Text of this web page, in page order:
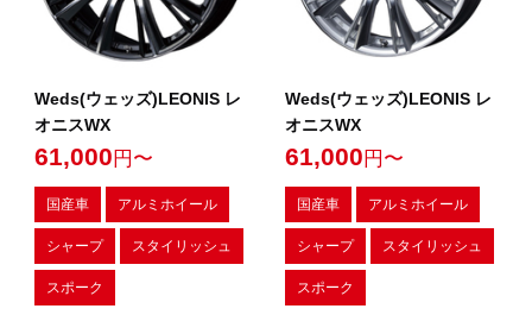
Weds(ウェッズ)LEONIS レ
オニスWX
61,000 円〜
国産車 アルミホイール
シャープ スタイリッシュ
スポーク
Weds(ウェッズ)LEONIS レ
オニスWX
61,000 円〜
国産車 アルミホイール
シャープ スタイリッシュ
スポーク